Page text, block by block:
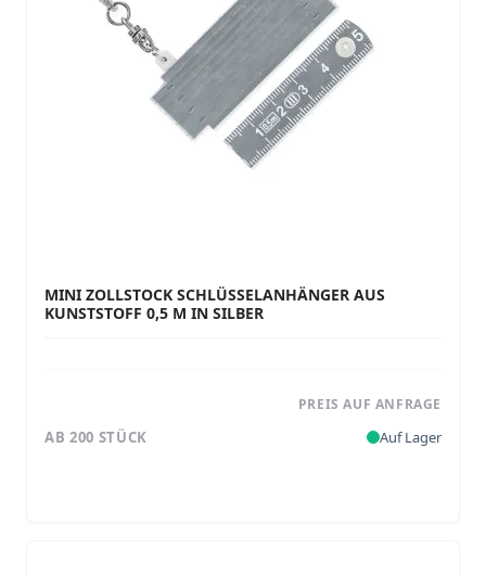
MINI ZOLLSTOCK SCHLÜSSELANHÄNGER AUS
KUNSTSTOFF 0,5 M IN SILBER
PREIS AUF ANFRAGE
AB 200 STÜCK Auf Lager